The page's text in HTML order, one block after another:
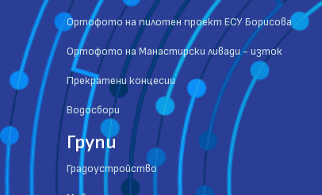
Ортофото на пилотен проект ЕСУ Борисова
Ортофото на Манастирски ливади - изток
Прекратени концесии
Водосбори
Групи
Градоустройство